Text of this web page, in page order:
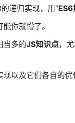
递归实现，用“ES6
你就懵了。
当多的JS知识点，
以及它们各自的优